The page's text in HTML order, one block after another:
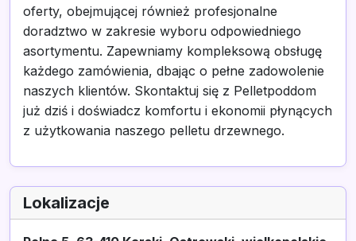
oferty, obejmującej również profesjonalne
doradztwo w zakresie wyboru odpowiedniego
asortymentu. Zapewniamy kompleksową obsługę
każdego zamówienia, dbając o pełne zadowolenie
naszych klientów. Skontaktuj się z Pelletpoddom
już dziś i doświadcz komfortu i ekonomii płynących
z użytkowania naszego pelletu drzewnego.
Lokalizacje